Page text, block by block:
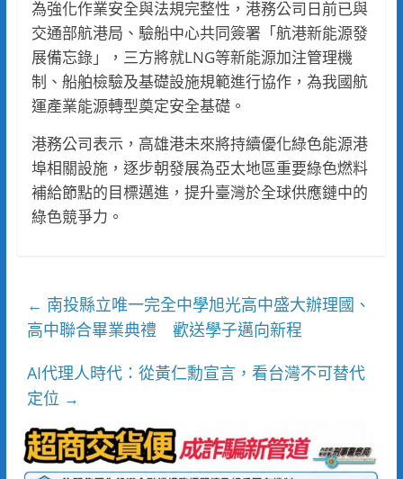
為強化作業安全與法規完整性，港務公司日前已與
交通部航港局、驗船中心共同簽署「航港新能源發
展備忘錄」，三方將就LNG等新能源加注管理機
制、船舶檢驗及基礎設施規範進行協作，為我國航
運產業能源轉型奠定安全基礎。
港務公司表示，高雄港未來將持續優化綠色能源港
埠相關設施，逐步朝發展為亞太地區重要綠色燃料
補給節點的目標邁進，提升臺灣於全球供應鏈中的
綠色競爭力。
← 南投縣立唯一完全中學旭光高中盛大辦理國、
高中聯合畢業典禮 歡送學子邁向新程
AI代理人時代：從黃仁勳宣言，看台灣不可替代
定位 →